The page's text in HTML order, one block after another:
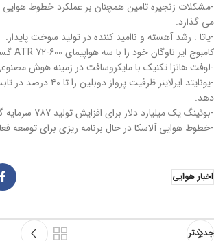
می گذارد.
-یاتا : رشد آهسته و ناامید کننده در تولید سوخت پایدار.
کامبوج ایر ناوگان خود را با سه هواپیمای ATR 72-600 گسترش می دهد.
-لوفت هانزا تکنیک با مایکروسافت در زمینه هوش
دهد.
-بوئینگ یک میلیارد دلار برای افزایش تولید ۷۸۷ سرمایه گذاری می کند.
-خطوط هوایی آلاسکا در حال برنامه ریزی برای توسعه
اخبار هوایی
جدیدتر